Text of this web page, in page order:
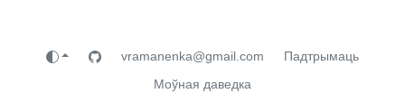
vramanenka@gmail.com
Падтрымаць
Моўная даведка